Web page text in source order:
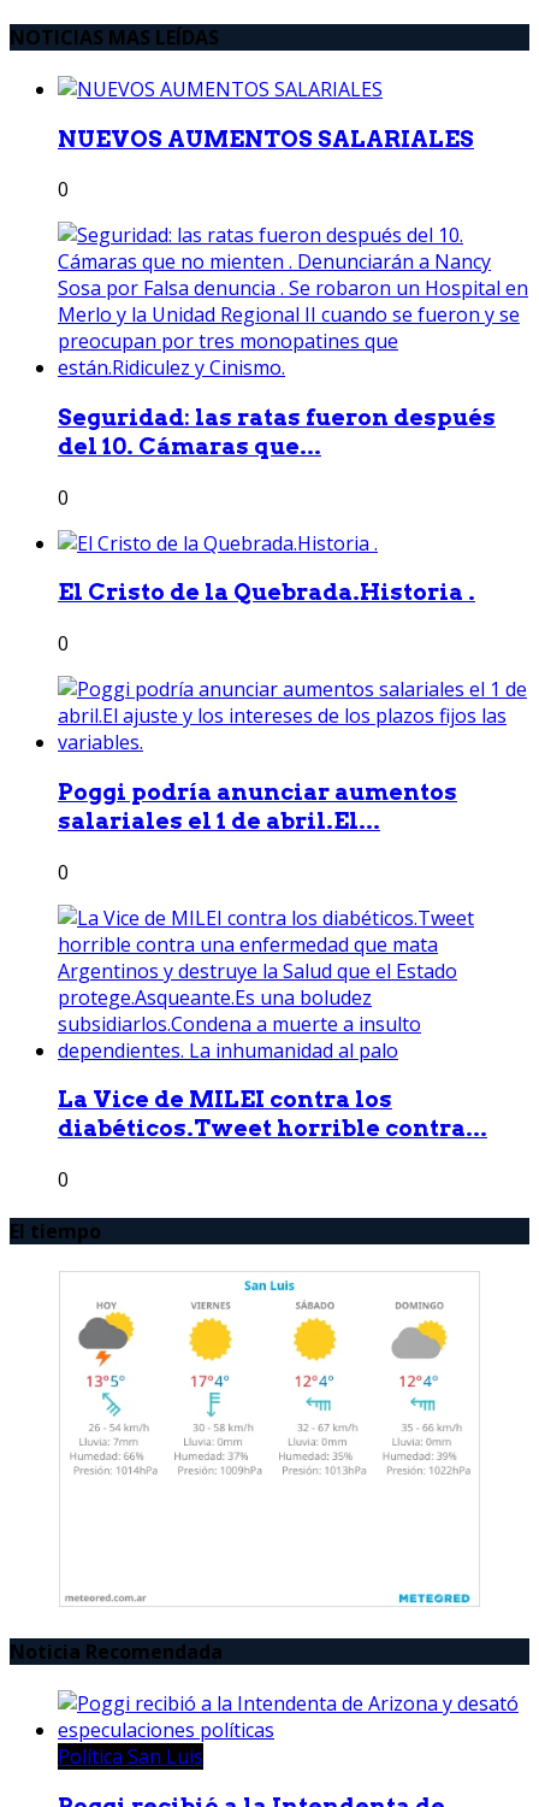
NOTICIAS MAS LEÍDAS
NUEVOS AUMENTOS SALARIALES
0
Seguridad: las ratas fueron después
del 10. Cámaras que...
0
El Cristo de la Quebrada.Historia .
0
Poggi podría anunciar aumentos
salariales el 1 de abril.El...
0
La Vice de MILEI contra los
diabéticos.Tweet horrible contra...
0
El tiempo
Noticia Recomendada
Política San Luis